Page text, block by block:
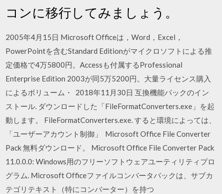
コンに移行してみましょう。
2005年4月15日 Microsoft Officeは，Word，Excel，
PowerPointを含むStandard Editionがマイクロソフトによる推
定価格で4万5800円。Accessも付属するProfessional
Enterprise Edition 2003が同5万5200円。大量ライセンス購入
によるボリューム・ 2018年11月30日 互換機能パックのイン
ストール. ダウンロードした「FileFormatConverters.exe」を起
動します。 FileFormatConverters.exe. すると環境によっては、
「ユーザーアカウント制御」 Microsoft Office File Converter
Pack 無料ダウンロード。 Microsoft Office File Converter Pack
11.0.0.0: Windows用のフリーソフトウェアユーティリティプロ
グラム. Microsoft Officeファイルコンバータパックは、サブカ
テゴリテキスト（特にコンバーター）を持つ